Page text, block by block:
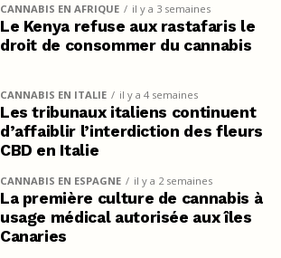
CANNABIS EN AFRIQUE il y a 3 semaines
Le Kenya refuse aux rastafaris le
droit de consommer du cannabis
CANNABIS EN ITALIE il y a 4 semaines
Les tribunaux italiens continuent
d’affaiblir l’interdiction des fleurs
CBD en Italie
CANNABIS EN ESPAGNE il y a 2 semaines
La première culture de cannabis à
usage médical autorisée aux îles
Canaries